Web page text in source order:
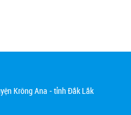
Krông Ana - tỉnh Đắk Lắk